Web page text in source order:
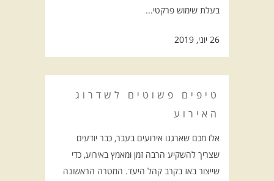
בעלת שימוש פרקטי...
26 יוני, 2019
טיפים פשוטים לשדרוג
האירוע
אלו מכם שארגנו אירועים בעבר, כבר יודעים
שצריך להשקיע הרבה זמן ומאמץ באירוע, כדי
שייצור באז בקרב קהל היעד. המטרה הראשונה